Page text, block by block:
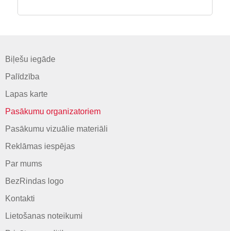
Biļešu iegāde
Palīdzība
Lapas karte
Pasākumu organizatoriem
Pasākumu vizuālie materiāli
Reklāmas iespējas
Par mums
BezRindas logo
Kontakti
Lietošanas noteikumi